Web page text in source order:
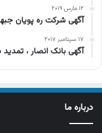
۱۲ مارس ۲۰۱۹
آگهی شرکت ره پویان
۱۷ سپتامبر ۲۰۱۷
آگهی بانک انصار ،
درباره ما